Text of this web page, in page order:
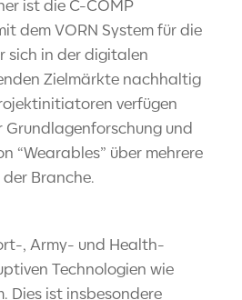
ist die C-COMP
dem VORN System für die
sich in der digitalen
Zielmärkte nachhaltig
verfügen
und
“Wearables” über mehrere
Branche.
, Army- und Health-
Technologien wie
Dies ist insbesondere